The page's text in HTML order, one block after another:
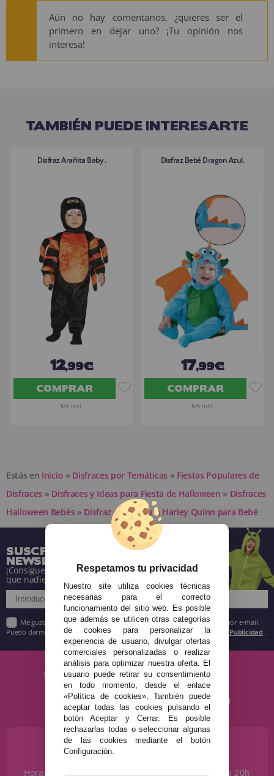
Aún no hay comentarios, ¿quieres ser el
primero en dejar uno? ¡Tu opinión nos
interesa!
TAMBIÉN PUEDE INTERESARTE
Disfraz Arañita Baby .
12,99€
COMPRAR
IVA Incl.
Disfraz Bebé Dragon Azul.
17,99€
COMPRAR
IVA Incl.
Estás en Inicio » Disfraces por Temáticas » Fiestas Populares de
Disfraces » Disfraces y Ideas para Fiesta de Halloween » Disfraces
Halloween Bebés » Disfraz de Arlequín Harley Quinn para Bebé
SUSCRÍBETE A NUESTRA
NEWSLETTER
¡Consigue descuentos y entérate de todo antes
que nadie!
Me gustaría recibir descuentos exclusivos, novedades y tendencias por e-mail.
Puedo darme de baja cuando quiera según lo recogido en la Política de Publicidad .
¿NECESITAS AYUDA?
Horario de Lunes a Sábados de 10 a 14h y de 17 a 20h
Respetamos tu privacidad
Nuestro site utiliza cookies técnicas
necesarias para el correcto
funcionamiento del sitio web. Es posible
que además se utilicen otras categorías
de cookies para personalizar la
experiencia de usuario, divulgar ofertas
comerciales personalizadas o realizar
análisis para optimizar nuestra oferta. El
usuario puede retirar su consentimiento
en todo momento, desde el enlace
«Política de cookies». También puede
aceptar todas las cookies pulsando el
botón Aceptar y Cerrar. Es posible
rechazarlas todas o seleccionar algunas
de las cookies mediante el botón
Configuración.